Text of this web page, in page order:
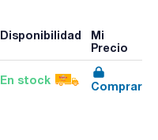
Disponibilidad
Mi
Precio
En stock Comprar